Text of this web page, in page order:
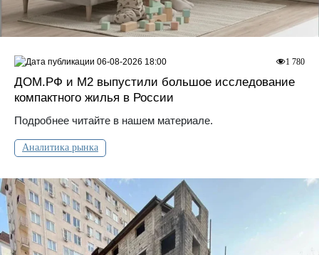
ДOМ.PФ и М2 выпустили большое исследование
компактного жилья в России
Подробнее читайте в нашем материале.
Аналитика рынка
1 780
06-08-2026 18:00